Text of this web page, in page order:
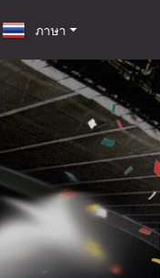
ภาษา